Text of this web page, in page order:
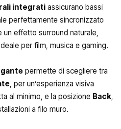
integrati assicurano bassi
perfettamente sincronizzato
un effetto surround naturale,
per film, musica e gaming.
permette di scegliere tra
, per un’esperienza visiva
al minimo, e la posizione Back
a filo muro.